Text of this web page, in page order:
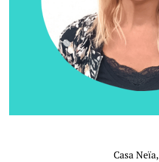
Casa Neïa,